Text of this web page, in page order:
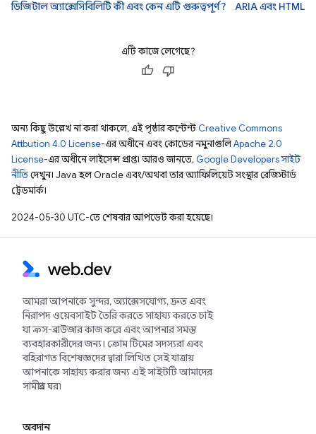
ডিজিটাল অ্যাক্সেসিবিলিটি কী এবং কেন এটি গুরুত্বপূর্ণ?
ARIA এবং HTML
এটি কাজে লেগেছে?
অন্য কিছু উল্লেখ না করা থাকলে, এই পৃষ্ঠার কন্টেন্ট Creative Commons
Attribution 4.0 License-এর অধীনে এবং কোডের নমুনাগুলিApache 2.0
License-এর অধীনে লাইসেন্স প্রাপ্ত। আরও জানতে, Google Developers সাইট
নীতিদেখুন। Java হল Oracle এবং/অথবা তার অ্যাফিলিয়েট সংস্থার রেজিস্টার্ড
ট্রেডমার্ক।
2024-05-30 UTC-তে শেষবার আপডেট করা হয়েছে।
আমরা আপনাকে সুন্দর, অ্যাক্সেসযোগ্য, দ্রুত এবং
নিরাপদ ওয়েবসাইট তৈরি করতে সাহায্য করতে চাই
যা ক্রস-ব্রাউজার কাজ করে এবং আপনার সমস্ত
ব্যবহারকারীদের জন্য। ক্রোম টিমের সদস্যরা এবং
বহিরাগত বিশেষজ্ঞদের দ্বারা লিখিত সেই যাত্রায়
আপনাকে সাহায্য করার জন্য এই সাইটটি আমাদের
সামগ্রীর ঘর৷
অবদান